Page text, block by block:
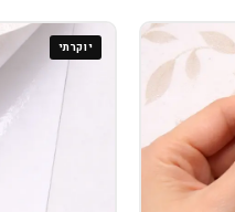
יוקרתי